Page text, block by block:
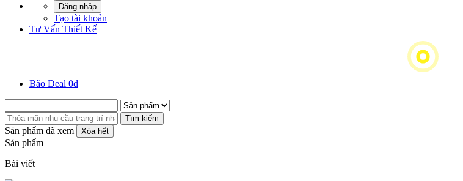
Đăng nhập
Tạo tài khoản
Tư Vấn Thiết Kế
Bão Deal 0đ
Tìm kiếm
Sản phẩm đã xem Xóa hết
Sản phẩm
Bài viết